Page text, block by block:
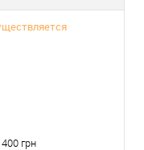
грн